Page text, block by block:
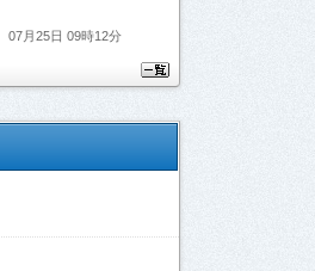
07月25日 09時12分